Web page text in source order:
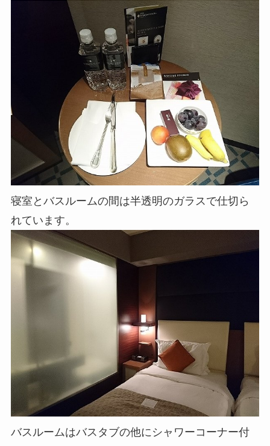
寝室とバスルームの間は半透明のガラスで仕切ら
れています。
バスルームはバスタブの他にシャワーコーナー付